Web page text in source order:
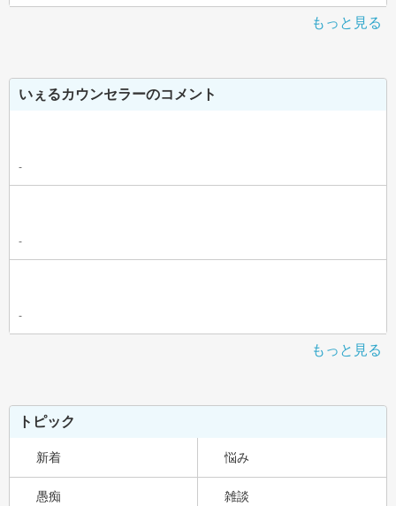
もっと見る
いぇるカウンセラーのコメント
-
-
-
もっと見る
トピック
新着 悩み
愚痴 雑談